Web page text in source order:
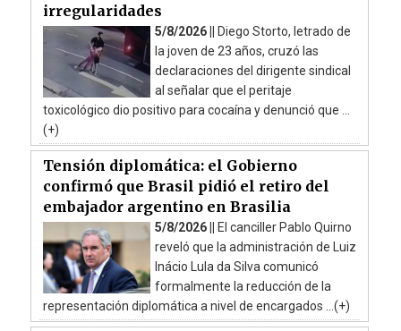
irregularidades
5/8/2026 ||
Diego Storto, letrado de
la joven de 23 años, cruzó las
declaraciones del dirigente sindical
al señalar que el peritaje
toxicológico dio positivo para cocaína y denunció que ...
(+)
Tensión diplomática: el Gobierno
confirmó que Brasil pidió el retiro del
embajador argentino en Brasilia
5/8/2026 ||
El canciller Pablo Quirno
reveló que la administración de Luiz
Inácio Lula da Silva comunicó
formalmente la reducción de la
representación diplomática a nivel de encargados ...(+)